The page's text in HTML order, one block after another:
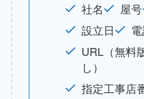
社名 屋号
設立日
URL（無料
し）
指定工事店